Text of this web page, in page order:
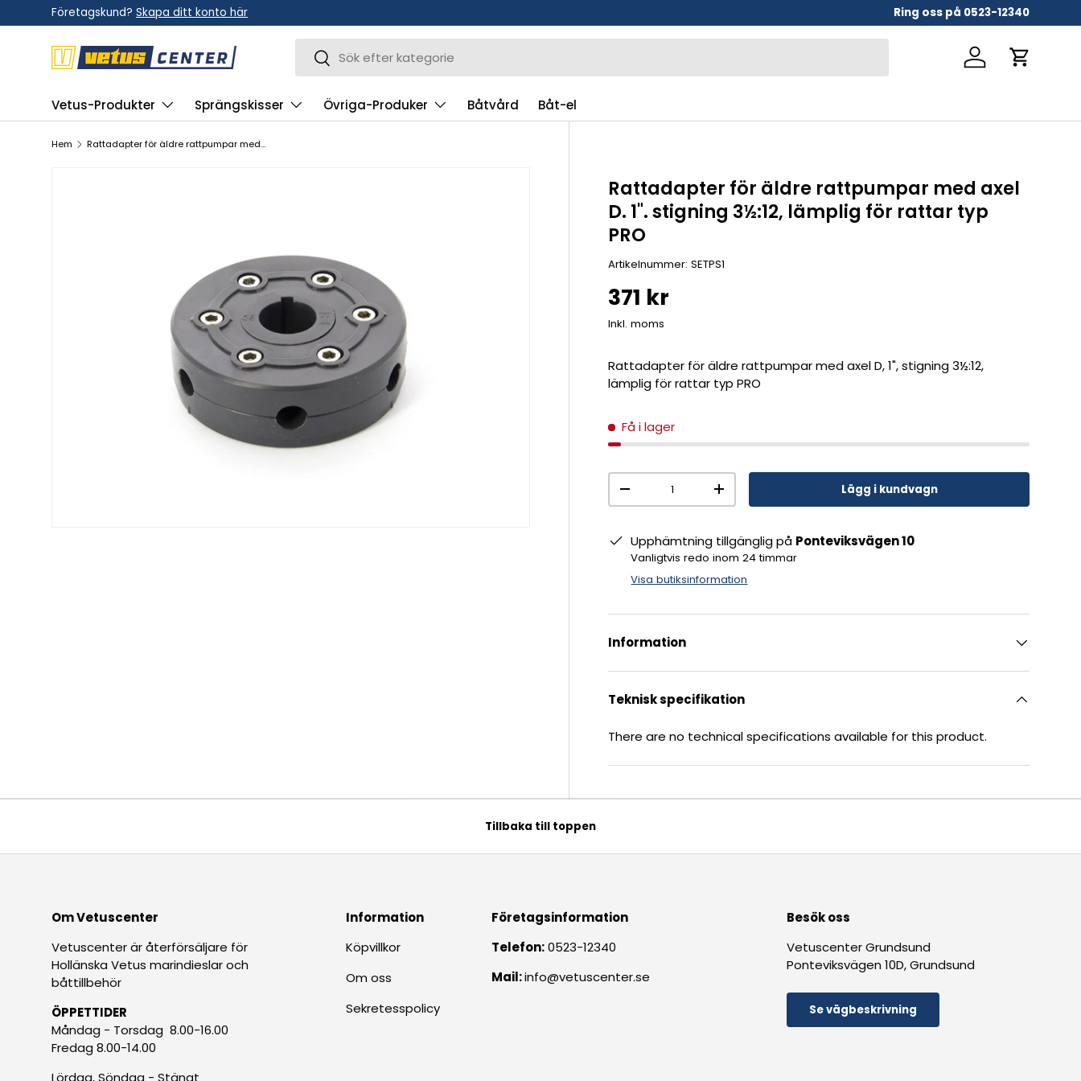
Hoppa till innehållet
Företagskund? Skapa ditt konto här Ring oss på 0523-12340
Sök Logga inVagn
Vetus-Produkter Sprängskisser Övriga-Produker Båtvård Båt-el
Hem Rattadapter för äldre rattpumpar med axel D. 1". stigning 3½:12, lämplig för rattar typ PRO
Rattadapter för äldre rattpumpar med axel
D. 1". stigning 3½:12, lämplig för rattar typ
PRO
Artikelnummer: SETPS1
371 kr
Inkl. moms
Rattadapter för äldre rattpumpar med axel D, 1", stigning 3½:12,
lämplig för rattar typ PRO
Få i lager
Antal
-
+ Lägg i kundvagn
Upphämtning tillgänglig på Ponteviksvägen 10
Vanligtvis redo inom 24 timmar
Visa butiksinformation
Information
Teknisk specifikation
There are no technical specifications available for this product.
Tillbaka till toppen
Om Vetuscenter
Vetuscenter är återförsäljare för
Hollänska Vetus marindieslar och
båttillbehör
ÖPPETTIDER
Måndag - Torsdag 8.00-16.00
Fredag 8.00-14.00
Lördag, Söndag - Stängt
Information
Köpvillkor
Om oss
Sekretesspolicy
Företagsinformation
Telefon:0523-12340
Mail:info@vetuscenter.se
Besök oss
Vetuscenter Grundsund
Ponteviksvägen 10D, Grundsund
Se vägbeskrivning